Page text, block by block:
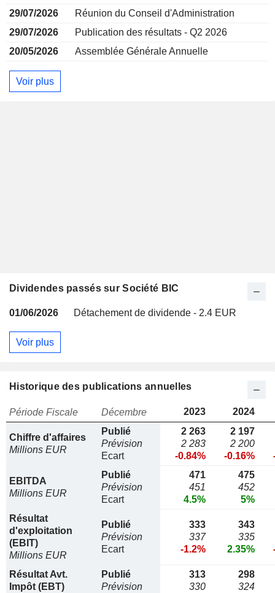
29/07/2026
Réunion du Conseil d'Administration
29/07/2026
Publication des résultats - Q2 2026
20/05/2026
Assemblée Générale Annuelle
Voir plus
Dividendes passés sur Société BIC
01/06/2026 Détachement de dividende - 2.4 EUR
Voir plus
Historique des publications annuelles
Période Fiscale Décembre 2023 2024
Chiffre d'affaires
Millions EUR
Publié
Prévision
Ecart
2 263
2 283
-0.84%
2 197
2 200
-0.16%
EBITDA
Millions EUR
Publié
Prévision
Ecart
471
451
4.5%
475
452
5%
Résultat
d'exploitation
(EBIT)
Millions EUR
Publié
Prévision
Ecart
333
337
-1.2%
343
335
2.35%
Résultat Avt.
Impôt (EBT)
Publié
Prévision
313
330
298
324